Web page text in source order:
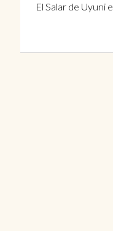
El Salar de Uyuni